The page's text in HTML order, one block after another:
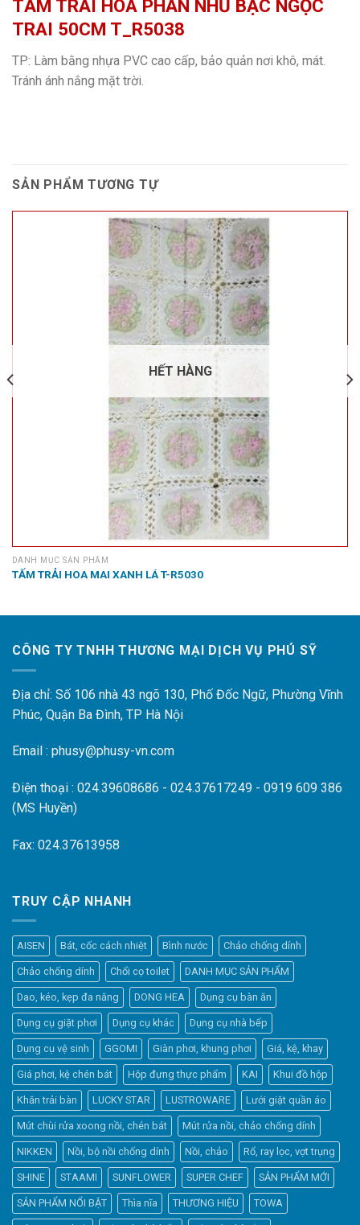
TẤM TRẢI HOA PHẤN NHŨ BẠC NGỌC
TRAI 50CM T_R5038
TP: Làm bằng nhựa PVC cao cấp, bảo quản nơi khô, mát.
Tránh ánh nắng mặt trời.
SẢN PHẨM TƯƠNG TỰ
HẾT HÀNG
DANH MỤC SẢN PHẨM
TẤM TRẢI HOA MAI XANH LÁ T-R5030
CÔNG TY TNHH THƯƠNG MẠI DỊCH VỤ PHÚ SỸ
Địa chỉ: Số 106 nhà 43 ngõ 130, Phố Đốc Ngữ, Phường Vĩnh
Phúc, Quận Ba Đình, TP Hà Nội
Email : phusy@phusy-vn.com
Điện thoại : 024.39608686 - 024.37617249 - 0919 609 386
(MS Huyền)
Fax: 024.37613958
TRUY CẬP NHANH
AISEN Bát, cốc cách nhiệt Bình nước Chảo chống dính
Chảo chống dính Chổi cọ toilet DANH MỤC SẢN PHẨM
Dao, kéo, kẹp đa năng DONG HEA Dụng cụ bàn ăn
Dụng cụ giặt phơi Dụng cụ khác Dụng cụ nhà bếp
Dụng cụ vệ sinh GGOMI Giàn phơi, khung phơi Giá, kệ, khay
Giá phơi, kệ chén bát Hộp đựng thực phẩm KAI Khui đồ hộp
Khăn trải bàn LUCKY STAR LUSTROWARE Lưới giặt quần áo
Mút chùi rửa xoong nồi, chén bát Mút rửa nồi, chảo chống dính
NIKKEN Nồi, bộ nồi chống dính Nồi, chảo Rổ, ray lọc, vợt trụng
SHINE STAAMI SUNFLOWER SUPER CHEF SẢN PHẨM MỚI
SẢN PHẨM NỔI BẬT Thìa nĩa THƯƠNG HIỆU TOWA
Elfsight
Typically replies within a day